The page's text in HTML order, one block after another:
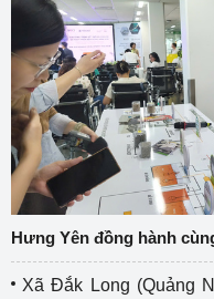
Hưng Yên đồng hành
Xã Đắk Long (Quảng